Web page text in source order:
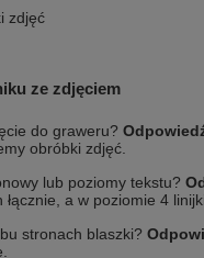
zdjęć
ze zdjęciem
do graweru?
obróbki zdjęć.
lub poziomy tekstu?
a w poziomie 4
stronach blaszki?